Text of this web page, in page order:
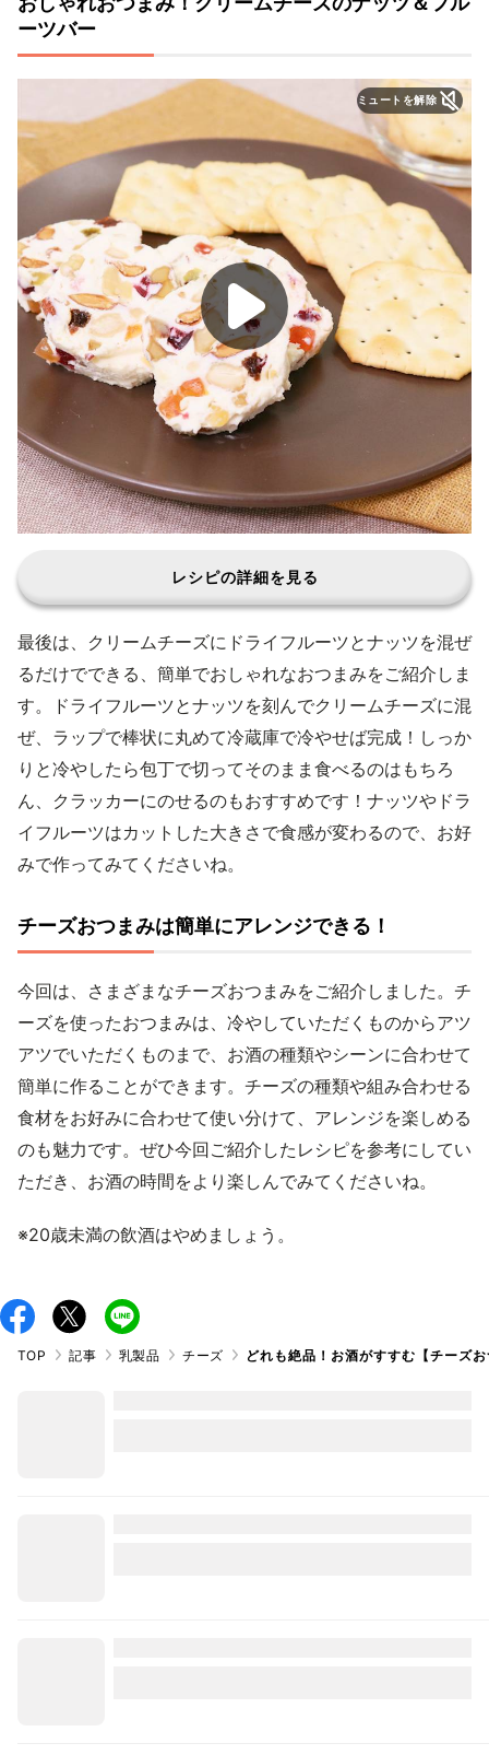
ーツバー
ミュートを解除
レシピの詳細を見る
最後は、クリームチーズにドライフルーツとナッツを混ぜ
るだけでできる、簡単でおしゃれなおつまみをご紹介しま
す。ドライフルーツとナッツを刻んでクリームチーズに混
ぜ、ラップで棒状に丸めて冷蔵庫で冷やせば完成！しっか
りと冷やしたら包丁で切ってそのまま食べるのはもちろ
ん、クラッカーにのせるのもおすすめです！ナッツやドラ
イフルーツはカットした大きさで食感が変わるので、お好
みで作ってみてくださいね。
チーズおつまみは簡単にアレンジできる！
今回は、さまざまなチーズおつまみをご紹介しました。チ
ーズを使ったおつまみは、冷やしていただくものからアツ
アツでいただくものまで、お酒の種類やシーンに合わせて
簡単に作ることができます。チーズの種類や組み合わせる
食材をお好みに合わせて使い分けて、アレンジを楽しめる
のも魅力です。ぜひ今回ご紹介したレシピを参考にしてい
ただき、お酒の時間をより楽しんでみてくださいね。
※20歳未満の飲酒はやめましょう。
TOP 記事 乳製品 チーズ どれも絶品！お酒がすすむ【チーズ